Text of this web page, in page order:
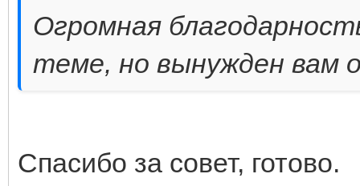
Огромная
теме, но вынужден вам
Спасибо за совет, готово.